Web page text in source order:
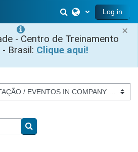
×
- Centro de Treinamento
- Brasil: Clique aqui!
Toggle search
Log in
Search courses